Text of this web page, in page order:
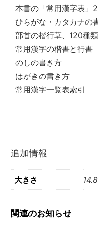
本書の「常用漢字表」
ひらがな・カタカナの
部首の楷行草、120種
常用漢字の楷書と行書
のしの書き方
はがきの書き方
常用漢字一覧表索引
追加情報
大きさ
関連のお知らせ